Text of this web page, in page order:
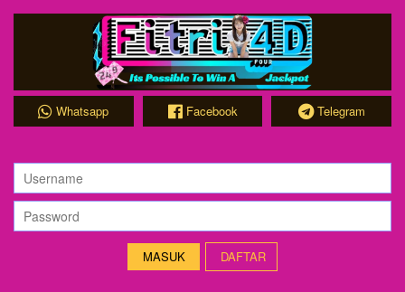
Whatsapp Facebook Telegram
DAFTAR